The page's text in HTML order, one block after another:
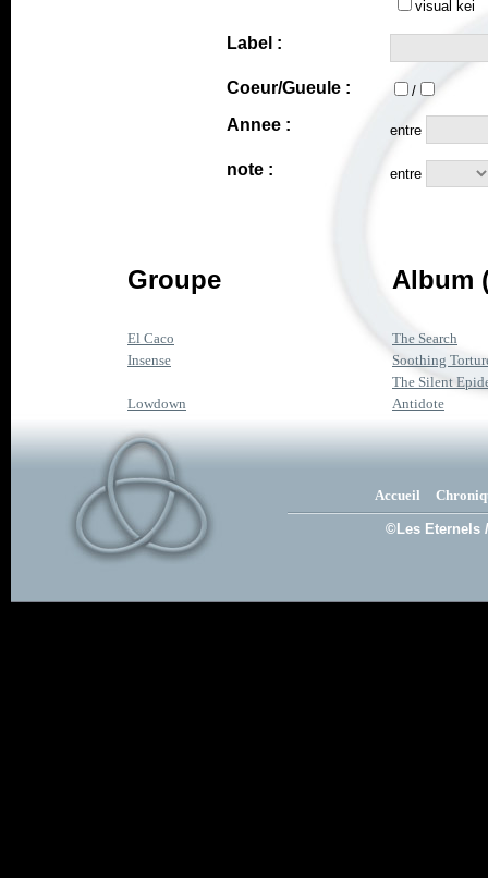
visual kei
Label :
Coeur/Gueule : /
Annee : entre
note : entre
Groupe Album
El Caco
The Search
Insense
Soothing
The Silent
Lowdown
Antidote
Accueil
©Les Eternels